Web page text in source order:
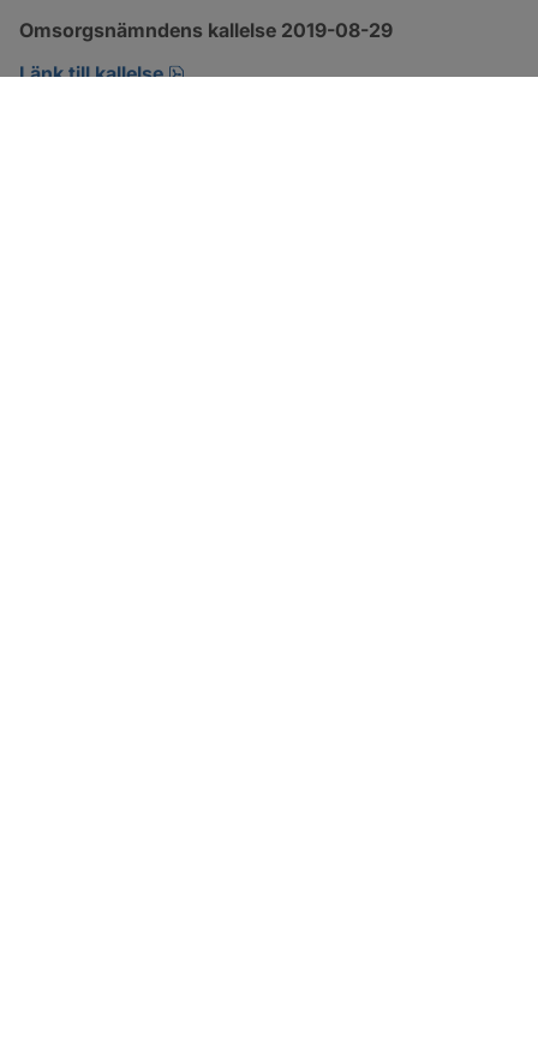
Omsorgsnämndens kallelse 2019-08-29
Länk till kallelse
pdf, öppnas i nytt fönster.